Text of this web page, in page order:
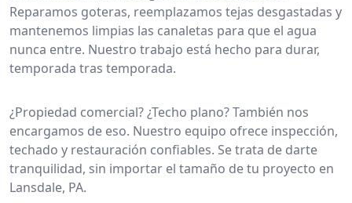
Reparamos goteras, reemplazamos tejas desgastadas y
mantenemos limpias las canaletas para que el agua
nunca entre. Nuestro trabajo está hecho para durar,
temporada tras temporada.
¿Propiedad comercial? ¿Techo plano? También nos
encargamos de eso. Nuestro equipo ofrece inspección,
techado y restauración confiables. Se trata de darte
tranquilidad, sin importar el tamaño de tu proyecto en
Lansdale, PA.